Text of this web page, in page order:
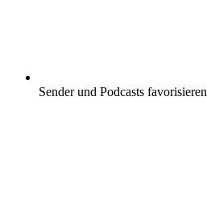
Sender und Podcasts favorisieren